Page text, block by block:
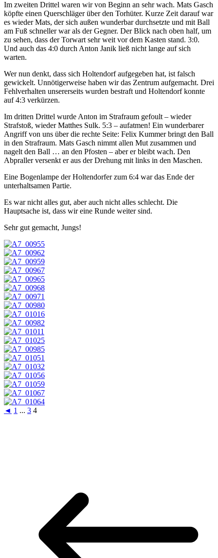
Im zweiten Drittel waren wir von Beginn an sehr wach. Mats Gasch
köpfte einen Querschläger über den Torhüter. Kurze Zeit darauf war
es wieder Mats, der sich außen wunderbar durchsetzte und mit Ball
am Fuß schneller war als der Gegner. Der Blick nach oben half, um
zu sehen, dass der Torwart sehr weit vor dem Kasten stand. 3:0.
Und auch das 4:0 durch Anton Janik ließ nicht lange auf sich
warten.
Wer nun denkt, dass sich Holtendorf aufgegeben hat, ist falsch
gewickelt. Unnötigerweise haben wir das Zentrum aufgemacht. Drei
Fehlverhalten unsererseits wurden bestraft und Holtendorf konnte
auf 4:3 verkürzen.
Im dritten Drittel wurde Anton im Strafraum gefoult – wieder
Strafstoß, wieder Matthes Sulk. 5:3 – aufatmen! Ein wunderbarer
Angriff von uns über die rechte Seite: Felix Kummer bringt den Ball
in den Strafraum. Mats Gasch nimmt allen Mut zusammen und
nagelt den Ball … an den Pfosten – aber er bleibt wach. Den
Abpraller versenkt er aus der Drehung mit links in den Maschen.
Eine Bogenlampe der Holtendorfer zum 6:4 war das Ende der
unterhaltsamen Partie.
Es war nicht alles gut, aber auch nicht alles schlecht. Die
Hauptsache ist, dass wir eine Runde weiter sind.
Sehr gut gemacht, Jungs!
◄ 1 ... 3 4